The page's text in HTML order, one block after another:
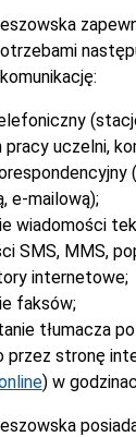
pracy uczelni,
e-mailową);
wiadomości
SMS, MMS,
internetowe;
faksów;
tłumacza
przez stronę
) w